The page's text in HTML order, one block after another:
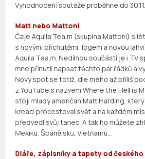
Vyhodnocení soutěže proběhne do
Matt nebo Mattoni
Čaje Aquila Tea.m (skupina Mattoni) s
s novými příchutěmi, logem a novou
Aquila Tea.m. Nedílnou součástí je i TV
mne přinutil napsat těchto pár řádků a
Nový spot se totiž, dle mého až příliš
z YouTube s názvem Where the Hell is
stojí mladý američan Matt Harding,
kreací procestoval svět a na každém
předvedl svůj tanec. A tak ho můžete
Mexiku, Španělsku, Vietnamu…
Diáře, zápisníky a tapety od